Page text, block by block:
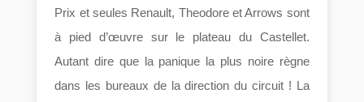
Prix et seules Renault, Theodore et Arrows sont
à pied d’œuvre sur le plateau du Castellet.
Autant dire que la panique la plus noire règne
dans les bureaux de la direction du circuit ! La